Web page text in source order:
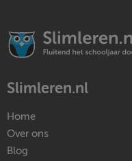
Slimleren.nl
Home
Over ons
Blog